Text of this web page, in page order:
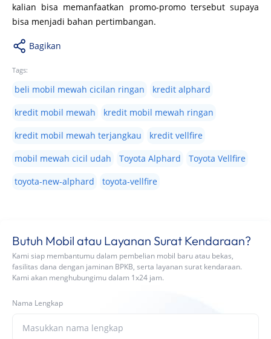
kalian bisa memanfaatkan promo-promo tersebut supaya
bisa menjadi bahan pertimbangan.
Bagikan
Tags:
beli mobil mewah cicilan ringan
kredit alphard
kredit mobil mewah
kredit mobil mewah ringan
kredit mobil mewah terjangkau
kredit vellfire
mobil mewah cicil udah
Toyota Alphard
Toyota Vellfire
toyota-new-alphard
toyota-vellfire
Butuh Mobil atau Layanan Surat Kendaraan?
Kami siap membantumu dalam pembelian mobil baru atau bekas,
fasilitas dana dengan jaminan BPKB, serta layanan surat kendaraan.
Kami akan menghubungimu dalam 1x24 jam.
Nama Lengkap